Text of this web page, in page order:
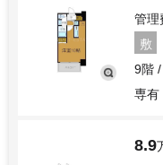
管理
敷
9階
専有
8.9